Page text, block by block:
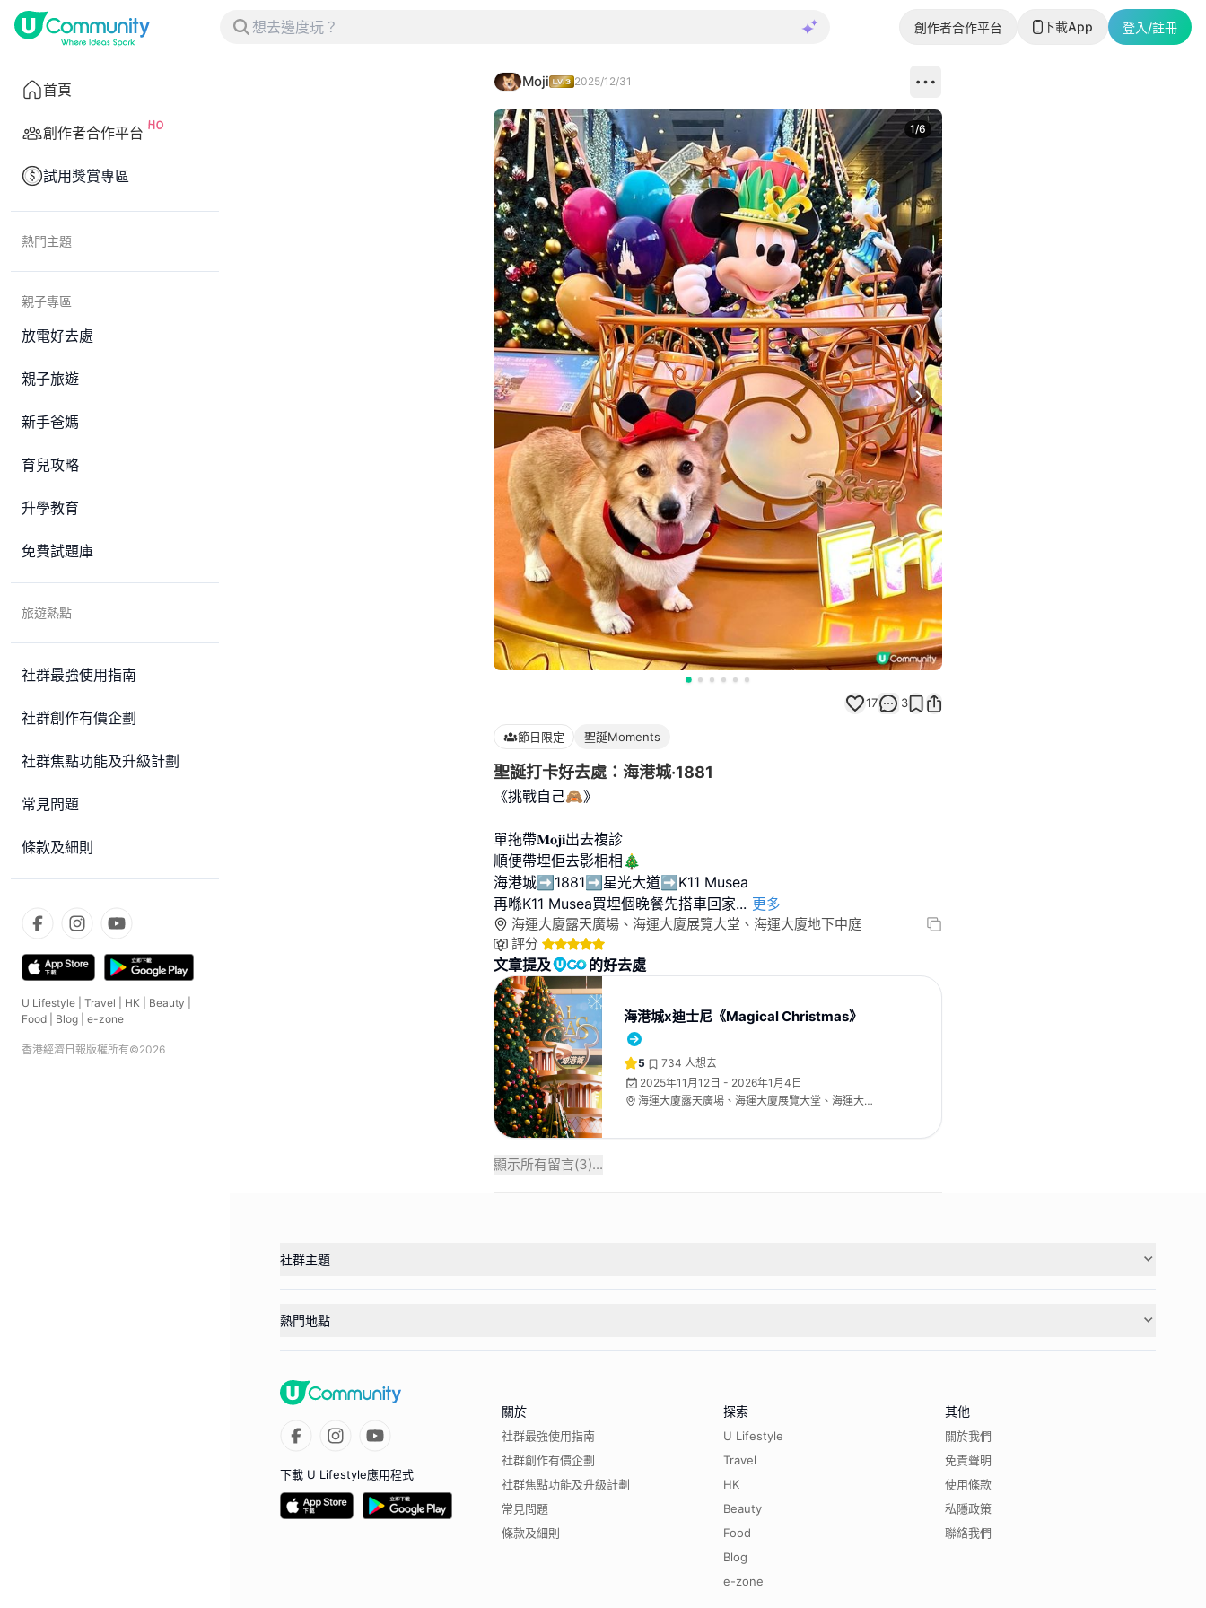
創作者合作平台 下載App 登入/註冊
首頁
創作者合作平台
試用獎賞專區
熱門主題
親子專區
放電好去處
親子旅遊
新手爸媽
育兒攻略
升學教育
免費試題庫
旅遊熱點
社群最強使用指南
社群創作有價企劃
社群焦點功能及升級計劃
常見問題
條款及細則
U Lifestyle Travel HK Beauty
Food
Blog e-zone
香港經濟日報版權所有©2026
Moji 2025/12/31
Next slide
1/6
17 3
節日限定 聖誕Moments
聖誕打卡好去處：海港城·1881
《挑戰自己🙈》
單拖帶𝐌𝐨𝐣𝐢出去複診
順便帶埋佢去影相相🎄
海港城➡️1881➡️星光大道➡️K11 Musea
再喺K11 Musea買埋個晚餐先搭車回家... 更多
海運大廈露天廣場、海運大廈展覽大堂、海運大廈地下中庭
評分
文章提及 的好去處
海港城x迪士尼《Magical Christmas》
5 734 人想去
2025年11月12日 - 2026年1月4日
海運大廈露天廣場、海運大廈展覽大堂、海運大廈
顯示所有留言(3)...
社群主題
熱門地點
下載 U Lifestyle應用程式
關於
社群最強使用指南
社群創作有價企劃
社群焦點功能及升級計劃
常見問題
條款及細則
探索
U Lifestyle
Travel
HK
Beauty
Food
Blog
e-zone
其他
關於我們
免責聲明
使用條款
私隱政策
聯絡我們